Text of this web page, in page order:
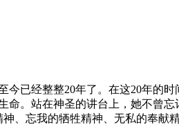
已经整整20年了。在这20年的时
命。站在神圣的讲台上，她不曾忘
、忘我的牺牲精神、无私的奉献